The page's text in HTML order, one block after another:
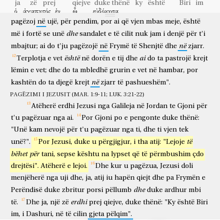
ja zë prej qiejve duke thënë ky është Biri im
ὁ ἀγαπητός
i dashuri
ἐν
në
ᾧ
të cilin
εὐδόκησα.
gjeta pëlqim
nuk jep fryt të mirë, pritet dhe hidhet
pagëzoj në ujë, për pendim, por ai që vjen mbas meje, është
më i fortë se unë dhe sandalet e të cilit nuk jam i denjë për t'i
mbajtur; ai do t'ju pagëzojë në Frymë të Shenjtë dhe në zjarr.
Terplotja e vet është në dorën e tij dhe ai do ta pastrojë krejt
lëmin e vet; dhe do ta mbledhë grurin e vet në hambar, por
kashtën do ta djegë krejt në zjarr të pashueshëm".
PAGËZIMI I JEZUSIT (MAR. 1:9-11; LUK. 3:21-22)
Atëherë erdhi Jezusi nga Galileja në Jordan te Gjoni për
t'u pagëzuar nga ai. Por Gjoni po e pengonte duke thënë:
"Unë kam nevojë për t'u pagëzuar nga ti, dhe ti vjen tek
unë?".
Por Jezusi, duke u përgjigjur, i tha atij: "Lejoje të
bëhet për tani, sepse kështu na lypset që të përmbushim çdo
drejtësi". Atëherë e lejoi. Dhe kur u pagëzua, Jezusi doli
menjëherë nga uji dhe, ja, atij iu hapën qiejt dhe pa Frymën e
Perëndisë duke zbritur porsi pëllumb dhe duke ardhur mbi
të.
Dhe ja, një zë erdhi prej qiejve, duke thënë: "Ky është Biri
im, i Dashuri, në të cilin gjeta pëlqim".